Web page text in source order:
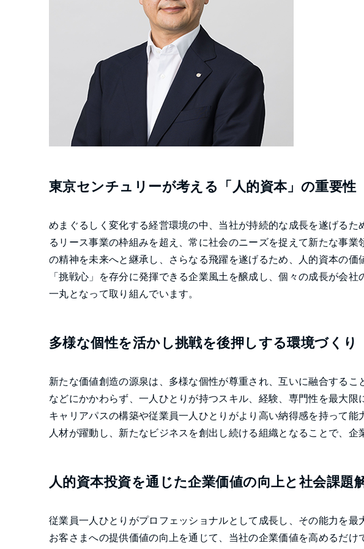
東京センチュリーが考える「人的資本」の重要性
めまぐるしく変化する経営環境の中、当社が持続的な成長を遂げる
るリース事業の枠組みを超え、常に社会のニーズを捉えて新たな事
の精神を未来へと継承し、さらなる飛躍を遂げるため、人的資本の
「挑戦心」を存分に発揮できる企業風土を醸成し、個々の成長が会
一丸となって取り組んでいます。
多様な個性を活かし挑戦を後押しする環境づくり
新たな価値創造の源泉は、多様な個性が尊重され、互いに融合する
などにかかわらず、一人ひとりが持つスキル、経験、専門性を最大
キャリアパスの構築や従業員一人ひとりがより高い納得感を持って
人材が躍動し、新たなビジネスを創出し続ける組織となることで、
人的資本投資を通じた企業価値の向上と社会課題
従業員一人ひとりがプロフェッショナルとして成長し、その能力を
お客さまへの提供価値の向上を通じて、当社の企業価値を高めるだ